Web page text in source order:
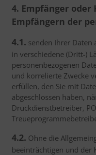
4. Empfänger oder
Empfängern der
4.1. senden Ihrer Daten
in verschiedene (Dritt-)
personenbezogenen
und korrelierte Zwecke
erfüllen, den Sie mit
abgeschlossen haben,
Druckdienstbetreiber,
4.2. Ohne die
beeinträchtigen und der